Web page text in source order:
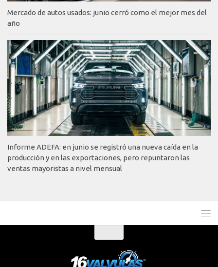
Mercado de autos usados: junio cerró como el mejor mes del
año
Informe ADEFA: en junio se registró una nueva caída en la
producción y en las exportaciones, pero repuntaron las
ventas mayoristas a nivel mensual